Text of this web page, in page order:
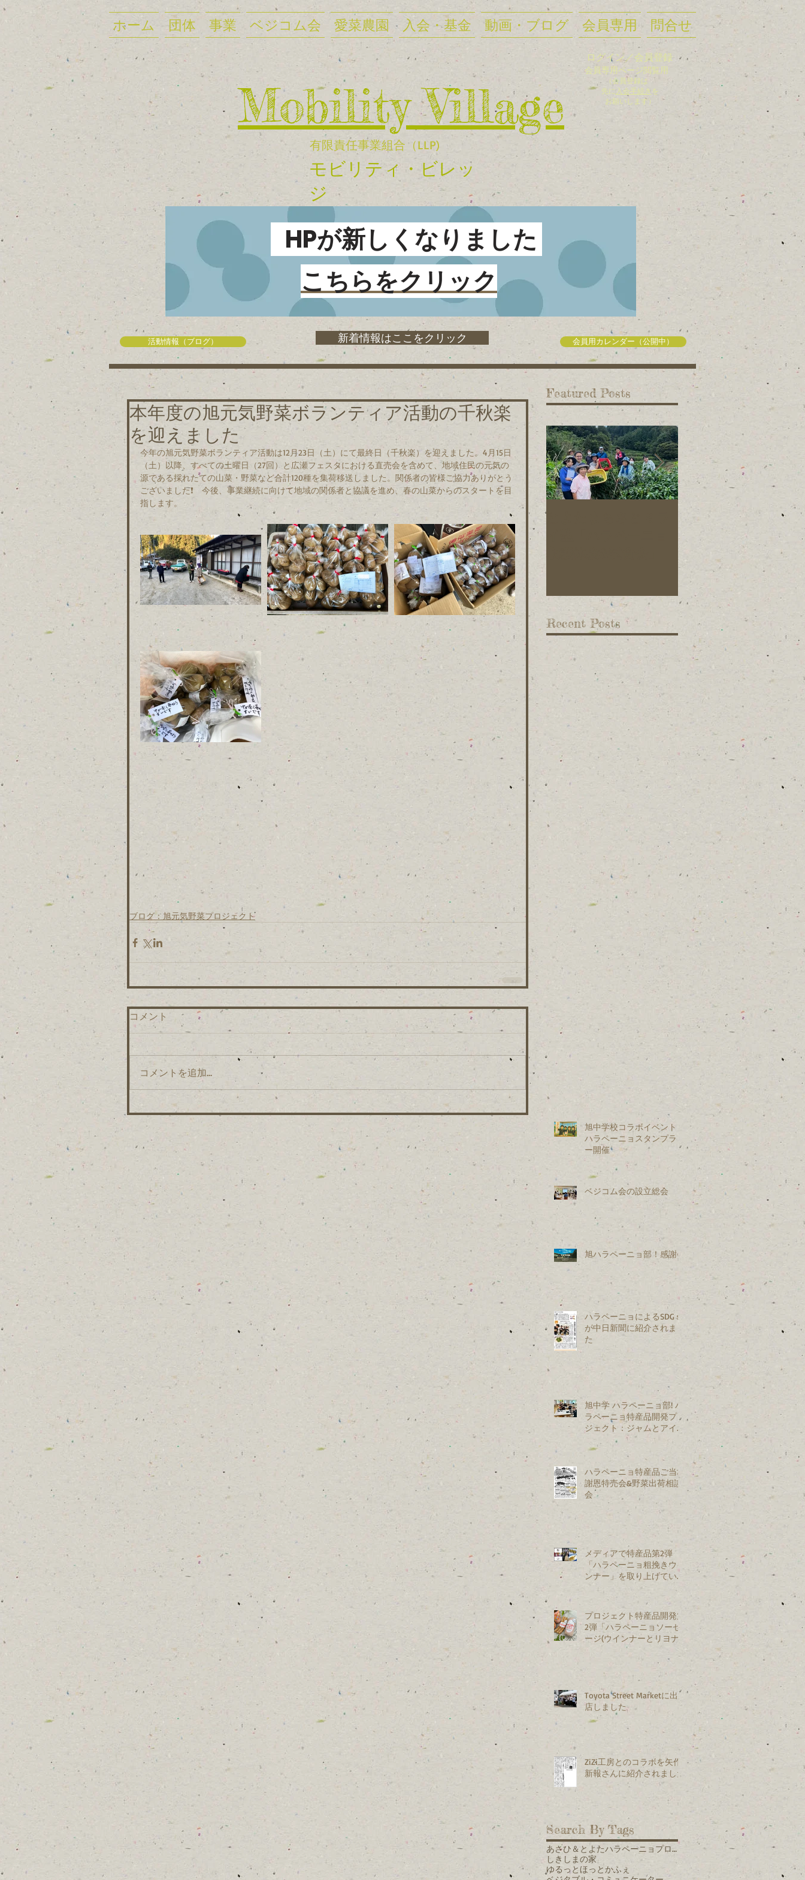
ホーム 団体 事業 ベジコム会 愛菜農園 入会・基金 動画・ブログ 会員専用 問合せ
会員専用ページ閲覧用
（会員登録は
先に 入 会手続き を
お願いします）
ログイン／会員登録
​Mobility Village
有限責任事業組合（LLP)
​モビリティ・ビレッ
ジ
HPが新しくなりました
こちらをクリック
活動情報（ブログ） 新着情報はここをクリック 会員用カレンダー（公開中）
本年度の旭元気野菜ボランティア活動の千秋楽
を迎えました
今年の旭元気野菜ボランティア活動は12月23日（土）にて最終日（千秋楽）を迎えました。4月15日
（土）以降、すべての土曜日（27回）と広瀬フェスタにおける直売会を含めて、地域住民の元気の
源である採れたての山菜・野菜など合計120種を集荷移送しました。関係者の皆様ご協力ありがとう
ございました❗　今後、事業継続に向けて地域の関係者と協議を進め、春の山菜からのスタートを目
指します。
ブログ：旭元気野菜プロジェクト
コメント
コメントを追加…
Featured Posts
旭元気野菜プロジェ
クトの仲間を募集し
ています！
Recent Posts
旭中学校コラボイベント：
ハラペーニョスタンプラリ
ー開催
ベジコム会の設立総会
旭ハラペーニョ部！感謝会
ハラペーニョによるSDGｓ
が中日新聞に紹介されまし
た
旭中学 ハラペーニョ部! ハ
ラペーニョ特産品開発プロ
ジェクト：ジャムとアイス
を試作開発
ハラペーニョ特産品ご当地
謝恩特売会&野菜出荷相談
会
メディアで特産品第2弾
「ハラペーニョ粗挽きウイ
ンナー」を取り上げていた
プロジェクト特産品開発第
2弾「ハラペーニョソーセ
ージ(ウインナーとリヨナ
ー)」を新発売
Toyota Street Marketに出
店しました
ZiZi工房とのコラボを矢作
新報さんに紹介されました
Search By Tags
あさひ＆とよたハラペーニョプロジェクト
しきしまの家
ゆるっとほっとかふぇ